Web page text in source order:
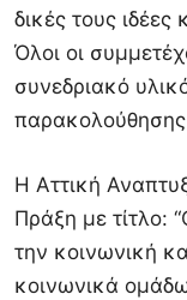
δικές τους ιδέες
Όλοι οι
συνεδριακό
παρακολούθησης
Η Αττική
Πράξη με τίτλο:
την κοινωνική
κοινωνικά